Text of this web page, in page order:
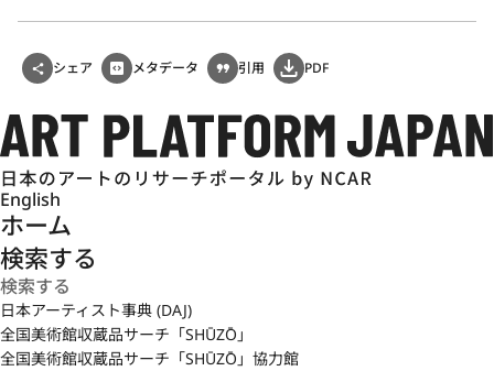
シェア メタデータ 引用 PDF
English
ホーム
検索する
日本アーティスト事典 (DAJ)
全国美術館収蔵品サーチ「SHŪZŌ」
全国美術館収蔵品サーチ「SHŪZŌ」協力館